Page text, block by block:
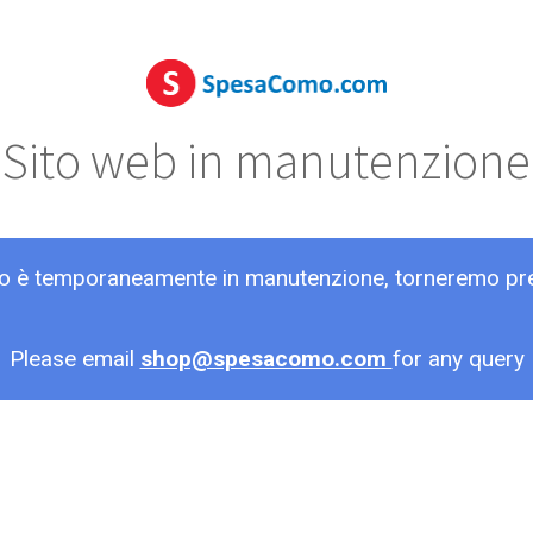
Sito web in manutenzione
è temporaneamente in manutenzione, torneremo
Please email shop@spesacomo.com for any query